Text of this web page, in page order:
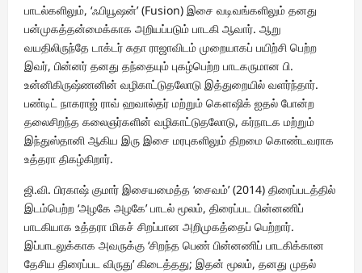
பாடல்களிலும், ‘ஃபியூஷன்’ (Fusion) இசை வடிவங்களிலும் தனது
பன்முகத்தன்மைக்காக அறியப்படும் பாடகி ஆவார். ஆறு
வயதிலிருந்தே டாக்டர் சுதா ராஜாவிடம் முறையாகப் பயிற்சி பெற்ற
இவர், பின்னர் தனது தந்தையும் புகழ்பெற்ற பாடகருமான பி.
உன்னிகிருஷ்ணனின் வழிகாட்டுதலோடு இத்துறையில் வளர்ந்தார்.
பண்டிட் நாகராஜ் ராவ் ஹவால்தர் மற்றும் கௌஷிக் ஐதல் போன்ற
தலைசிறந்த கலைஞர்களின் வழிகாட்டுதலோடு, கர்நாடக மற்றும்
இந்துஸ்தானி ஆகிய இரு இசை மரபுகளிலும் திறமை கொண்டவராக
உத்தரா திகழ்கிறார்.
ஜி.வி. பிரகாஷ் குமார் இசையமைத்த ‘சைவம்’ (2014) திரைப்படத்தில்
இடம்பெற்ற ‘அழகே அழகே’ பாடல் மூலம், திரைப்பட பின்னணிப்
பாடகியாக உத்தரா மிகச் சிறப்பான அறிமுகத்தைப் பெற்றார்.
இப்பாடலுக்காக அவருக்கு ‘சிறந்த பெண் பின்னணிப் பாடகிக்கான
தேசிய திரைப்பட விருது’ கிடைத்தது; இதன் மூலம், தனது முதல்